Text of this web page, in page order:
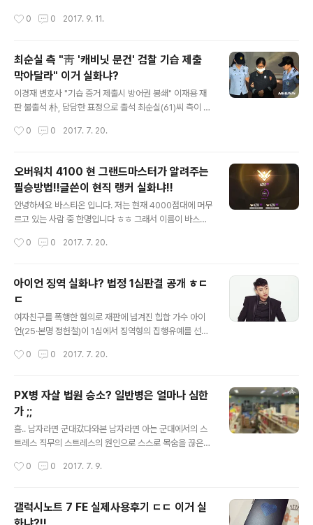
혈액 정화에도 탁월한 효과를 보여줍니다. 심지어 칼로리
여운 트레일러 입니다. 두명이 쓸수 있는 트레이러 입니다.
지만 재밌는 것은 위에 지붕이 보트로 변신한다는 겁니다.
화장실도 샤워실도 그리고 주방도 야외에 있는 작은 녀석
이지만즐거움을 놓치지는 않았다는 것을 알수 있네요신내
는 두명이 누으면 딱 맞는 사이지 이고요야외 주방이 설치
되어 있습니다.작은 보트가 지붕을 덮고 있는데 모터를 장
편리하고 작은 차로 견인도 가능한 그런 녀석입니다.귀엽
0 0 2017. 9. 11.
최순실 측 "靑 '캐비닛 문건' 검찰 기습 제출
막아달라" 이거 실화냐?
이경재 변호사 "기습 증거 제출시 방어권 봉쇄" 이재용 재
판 불출석 朴, 담담한 표정으로 출석 최순실(61)씨 측이 청
제출 기한을 지정해 달라고 재판부에 요청했다. 최씨 변호
(부장판사 김세윤) 심리로 열린 박근혜(65) 전 대통령과 최
씨 등의 특정범죄가중처벌 등에 관한 법률 위반(뇌물) 등
혐의 39차 공판에서 "검찰이 기습적으로 증거 제출을 하면
피고인의 방어권이 원천 봉쇄된다"며 이같이 주장했다. 이
변호사는 "최근 새 정부에서 청와대 민정수석실과 정무수
됐다며 특검과 검찰에 사본을 넘겼다고 말하고 있다"고 운
0 0 2017. 7. 20.
오버워치 4100 현 그랜드마스터가 알려주는
필승방법!!글쓴이 현직 랭커 실화냐!!
안녕하세요 바스티온 입니다. 저는 현재 4000점대에 머무
르고 있는 사람 중 한명입니다 ㅎㅎ 그래서 이름이 바스티
려드리겠습니다. 감도를 바꿔라 자신은 분명 잘한 것 같았
워치는 감도 쓸데없이 높게 하면 그게 더 방해되는 것 같습
니다. 특히 맥크리나 솔져같이 에임 중요한 영웅들 원래 제
가 감도를 35 정도로 맞춰놓고 했었는데 다른 분들이 35
는 너무 높다, 20도 높은데 어떻게 하냐고 해서 함 10으로
바꿨더니 너무 잘 맞아서 골드에서 마스터구간까지 올수
는 꿀팁을 어느정도는 알고있으리라 생각됩니다. 팀보이스
0 0 2017. 7. 20.
아이언 징역 실화냐? 법정 1심판결 공개 ㅎㄷ
ㄷ
여자친구를 폭행한 혐의로 재판에 넘겨진 힙합 가수 아이
언(25·본명 정헌철)이 1심에서 징역형의 집행유예를 선고
해 등 혐의로 불구속 기소된 아이언에게 징역 8개월에 집
난해 9월 서울 종로구 창신동 자택에서 여자친구 A(25)씨
가 성관계 도중 요구를 들어주지 않는다는 이유로 화를 내
며 주먹으로 얼굴을 내려친 혐의로 재판에 넘겨졌다. 또 같
은 해 10월에는 A씨가 이별을 통보하자 목을 조른 채 주먹
으로 얼굴을 수차례 때리고 몸을 짓눌러 타박상과 왼손 새
좋은노래와 좋은모습으로 무대에서 볼수 있었으면 좋겠네
0 0 2017. 7. 20.
PX병 자살 법원 승소? 일반병은 얼마나 심한
가 ;;
흠.. 남자라면 군대갔다와본 남자라면 아는 군대에서의 스
트레스 직무의 스트레스의 원인으로 스스로 목숨을 끊은
승소판결이 났는데요. 아들의 보훈보상자로 인정해달라는
과관계가 있다고 법원에서 판결을 내리면서 그동안 안타깝
게 사망한 군인들... PX병은 많은 분들에게 꿀?보직으로 소
0 0 2017. 7. 9.
갤럭시노트 7 FE 실제사용후기 ㄷㄷ 이거 실